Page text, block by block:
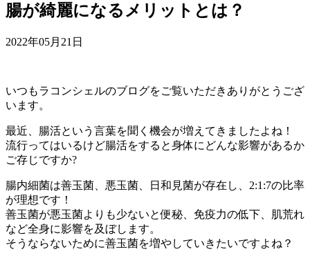
腸が綺麗になるメリットとは？
2022年05月21日
いつもラコンシェルのブログをご覧いただきありがとうござ
います。
最近、腸活という言葉を聞く機会が増えてきましたよね！
流行ってはいるけど腸活をすると身体にどんな影響があるか
ご存じですか?
腸内細菌は善玉菌、悪玉菌、日和見菌が存在し、2:1:7の比率
が理想です！
善玉菌が悪玉菌よりも少ないと便秘、免疫力の低下、肌荒れ
など全身に影響を及ぼします。
そうならないために善玉菌を増やしていきたいですよね？